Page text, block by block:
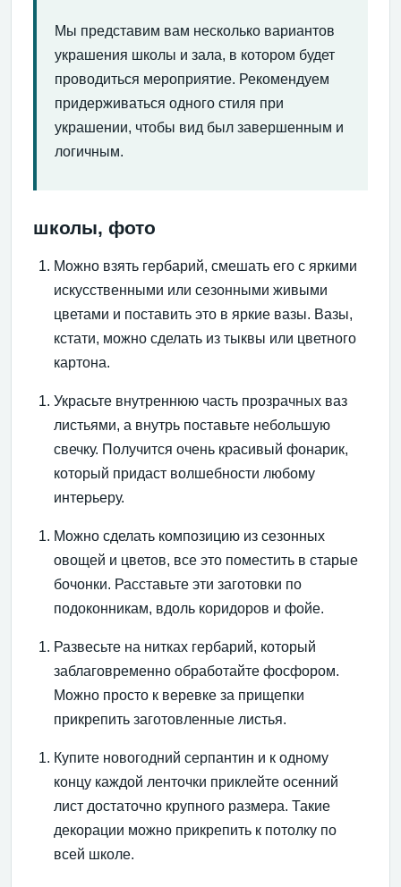
Мы представим вам несколько вариантов
украшения школы и зала, в котором будет
проводиться мероприятие. Рекомендуем
придерживаться одного стиля при
украшении, чтобы вид был завершенным и
логичным.
школы, фото
Можно взять гербарий, смешать его с яркими
искусственными или сезонными живыми
цветами и поставить это в яркие вазы. Вазы,
кстати, можно сделать из тыквы или цветного
картона.
Украсьте внутреннюю часть прозрачных ваз
листьями, а внутрь поставьте небольшую
свечку. Получится очень красивый фонарик,
который придаст волшебности любому
интерьеру.
Можно сделать композицию из сезонных
овощей и цветов, все это поместить в старые
бочонки. Расставьте эти заготовки по
подоконникам, вдоль коридоров и фойе.
Развесьте на нитках гербарий, который
заблаговременно обработайте фосфором.
Можно просто к веревке за прищепки
прикрепить заготовленные листья.
Купите новогодний серпантин и к одному
концу каждой ленточки приклейте осенний
лист достаточно крупного размера. Такие
декорации можно прикрепить к потолку по
всей школе.